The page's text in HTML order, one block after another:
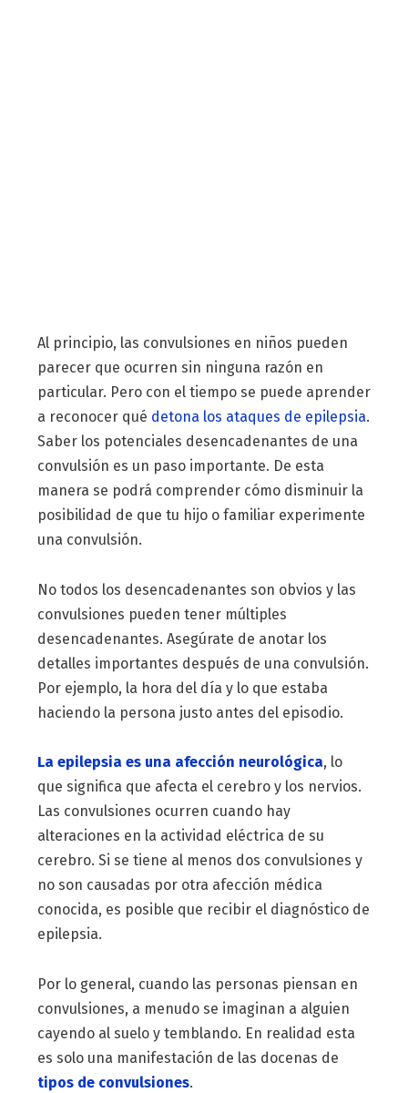
Al principio, las convulsiones en niños pueden
parecer que ocurren sin ninguna razón en
particular. Pero con el tiempo se puede aprender
a reconocer qué detona los ataques de epilepsia.
Saber los potenciales desencadenantes de una
convulsión es un paso importante. De esta
manera se podrá comprender cómo disminuir la
posibilidad de que tu hijo o familiar experimente
una convulsión.
No todos los desencadenantes son obvios y las
convulsiones pueden tener múltiples
desencadenantes. Asegúrate de anotar los
detalles importantes después de una convulsión.
Por ejemplo, la hora del día y lo que estaba
haciendo la persona justo antes del episodio.
La epilepsia es una afección neurológica, lo
que significa que afecta el cerebro y los nervios.
Las convulsiones ocurren cuando hay
alteraciones en la actividad eléctrica de su
cerebro. Si se tiene al menos dos convulsiones y
no son causadas por otra afección médica
conocida, es posible que recibir el diagnóstico de
epilepsia.
Por lo general, cuando las personas piensan en
convulsiones, a menudo se imaginan a alguien
cayendo al suelo y temblando. En realidad esta
es solo una manifestación de las docenas de
tipos de convulsiones.